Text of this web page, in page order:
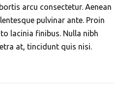
arcu consectetur. Aenean
pulvinar ante. Proin
lacinia finibus. Nulla nibh
at, tincidunt quis nisi.